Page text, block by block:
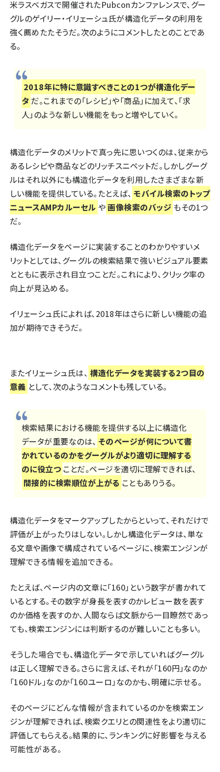
米ラスベガスで開催されたPubconカンファレンスで、グー
グルのゲイリー・イリェーシュ氏が構造化データの利用を
強く薦めたたそうだ。次のようにコメントしたとのことであ
る。
2018年に特に意識すべきことの1つが構造化デー
タ だ。これまでの「レシピ」や「商品」に加えて、「求
人」のような新しい機能をもっと増やしていく。
構造化データのメリットで真っ先に思いつくのは、従来から
あるレシピや商品などのリッチスニペットだ。しかしグーグ
ルはそれ以外にも構造化データを利用したさまざまな新
しい機能を提供している。たとえば、 モバイル検索のトップ
ニュースAMPカルーセル や画像検索のバッジ もその1つ
だ。
構造化データをページに実装することのわかりやすいメ
リットとしては、グーグルの検索結果で強いビジュアル要素
とともに表示され目立つことだ。これにより、クリック率の
向上が見込める。
イリェーシュ氏によれば、2018年はさらに新しい機能の追
加が期待できそうだ。
またイリェーシュ氏は、 構造化データを実装する2つ目の
意義 として、次のようなコメントも残している。
検索結果における機能を提供する以上に構造化
データが重要なのは、 そのページが何について書
かれているのかをグーグルがより適切に理解する
のに役立つ ことだ。ページを適切に理解できれば、
間接的に検索順位が上がる こともありうる。
構造化データをマークアップしたからといって、それだけで
評価が上がったりはしない。しかし構造化データは、単な
る文章や画像で構成されているページに、検索エンジンが
理解できる情報を追加できる。
たとえば、ページ内の文章に「160」という数字が書かれて
いるとする。その数字が身長を表すのかレビュー数を表す
のか価格を表すのか、人間ならば文脈から一目瞭然であっ
ても、検索エンジンには判断するのが難しいことも多い。
そうした場合でも、構造化データで示していればグーグル
は正しく理解できる。さらに言えば、それが「160円」なのか
「160ドル」なのか「160ユーロ」なのかも、明確に示せる。
そのページにどんな情報が含まれているのかを検索エン
ジンが理解できれば、検索クエリとの関連性をより適切に
評価してもらえる。結果的に、ランキングに好影響を与える
可能性がある。